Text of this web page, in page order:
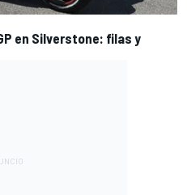
en Silverstone: filas y